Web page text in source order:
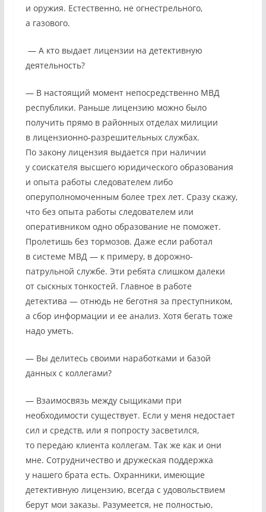
и оружия. Естественно, не огнестрельного,
а газового.
— А кто выдает лицензии на детективную
деятельность?
— В настоящий момент непосредственно МВД
республики. Раньше лицензию можно было
получить прямо в районных отделах милиции
в лицензионно-разрешительных службах.
По закону лицензия выдается при наличии
у соискателя высшего юридического образования
и опыта работы следователем либо
оперуполномоченным более трех лет. Сразу скажу,
что без опыта работы следователем или
оперативником одно образование не поможет.
Пролетишь без тормозов. Даже если работал
в системе МВД — к примеру, в дорожно-
патрульной службе. Эти ребята слишком далеки
от сыскных тонкостей. Главное в работе
детектива — отнюдь не беготня за преступником,
а сбор информации и ее анализ. Хотя бегать тоже
надо уметь.
— Вы делитесь своими наработками и базой
данных с коллегами?
— Взаимосвязь между сыщиками при
необходимости существует. Если у меня недостает
сил и средств, или я попросту засветился,
то передаю клиента коллегам. Так же как и они
мне. Сотрудничество и дружеская поддержка
у нашего брата есть. Охранники, имеющие
детективную лицензию, всегда с удовольствием
берут мои заказы. Разумеется, не полностью,